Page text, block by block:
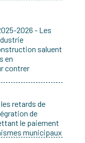
2026 - Les
saluent
en
contrer
retards de
de
le paiement
municipaux